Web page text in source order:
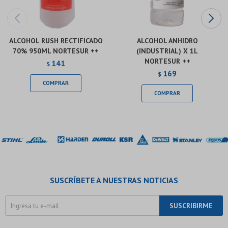
ALCOHOL RUSH RECTIFICADO
70% 950ML NORTESUR ++
$ 141
ALCOHOL ANHIDRO
(INDUSTRIAL) X 1L
NORTESUR ++
$ 169
SUSCRÍBETE A NUESTRAS NOTICIAS
SUSCRIBIRME